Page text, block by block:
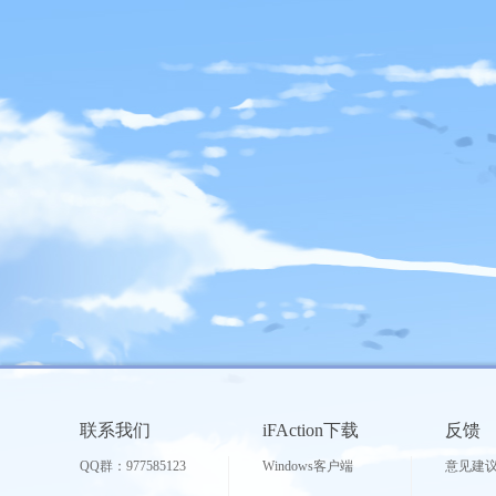
联系我们
QQ群：977585123
iFAction下载
Windows客户端
反馈
意见建